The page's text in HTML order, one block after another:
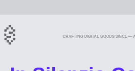
CRAFTING DIGITAL GOODS SINCE —